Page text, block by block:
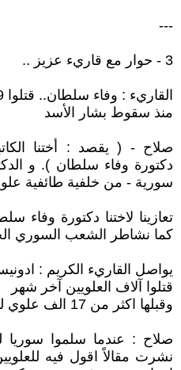
---
3 - حوار مع قاريء عزيز ..
القاريء : وفاء سلطان.. قتلوا 9 من اقاربها !!!
منذ سقوط بشار الأسد
صلاح - ( يقصد : أختنا
دكتورة وفاء سلطان ). و
سورية - من خلفية طائفية
تعازينا لاختنا دكتورة وفاء
كما نشاطر الشعب السوري
يواصل القاريء الكريم :
قتلوا آلاف العلويين آخر شهر
وقبلها اكثر من 17 الف علوي لمدة شهرين
صلاح : عندما سلموا سوريا
نشرت مقالاً اقول فيه